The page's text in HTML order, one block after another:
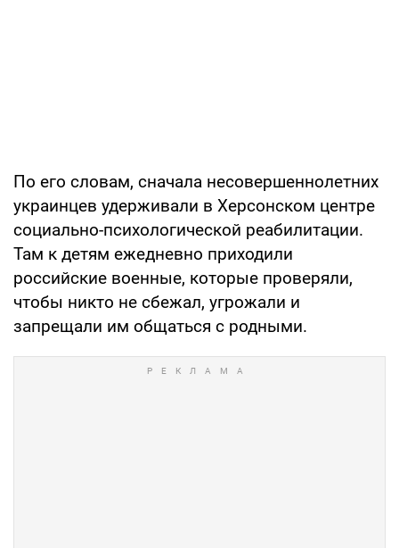
По его словам, сначала несовершеннолетних
украинцев удерживали в Херсонском центре
социально-психологической реабилитации.
Там к детям ежедневно приходили
российские военные, которые проверяли,
чтобы никто не сбежал, угрожали и
запрещали им общаться с родными.